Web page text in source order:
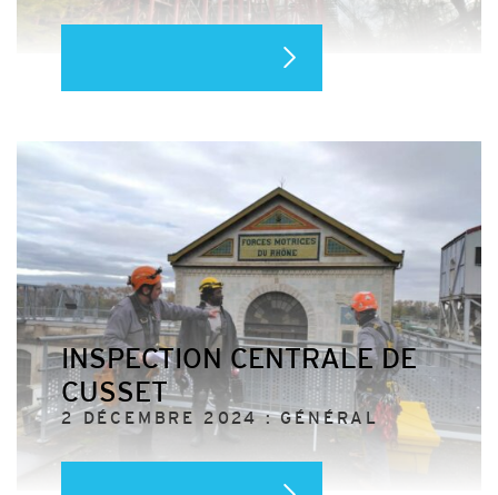
INSPECTION CENTRALE DE
CUSSET
2 DÉCEMBRE 2024 : GÉNÉRAL